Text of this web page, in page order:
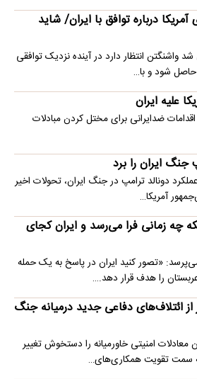
درباره توافق با ایران/ شاید
واشنگتن انتظار دارد در آینده نزدیک توافقی
علیه ایران
اقدامات ضدایرانی برای مختل کردن مبادلات
ایران را برد
دونالد ترامپ در جنگ ایران، تحولات اخیر
آمریکا…
چه زمانی فرا می‌رسد و ایران کجای
«تصور کنید ایران در پاسخ به یک حمله
را هدف قرار دهد.…
از ائتلاف‌های دفاعی جدید درمیانه جنگ
معادلات امنیتی خاورمیانه را دستخوش تغییر
سمت تقویت همکاری‌های…